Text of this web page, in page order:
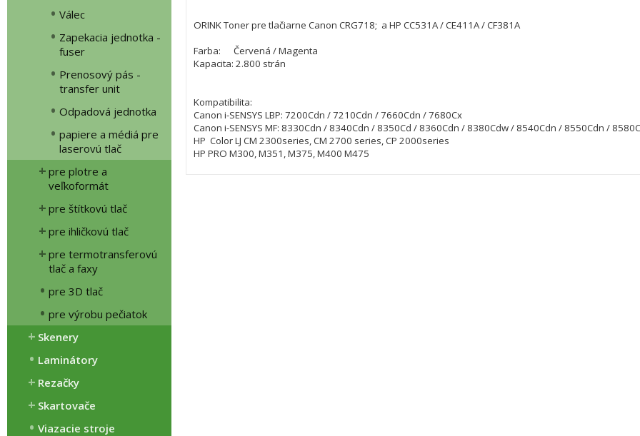
Válec
Zapekacia jednotka -
fuser
Prenosový pás -
transfer unit
Odpadová jednotka
papiere a médiá pre
laserovú tlač
pre plotre a
veľkoformát
pre štítkovú tlač
pre ihličkovú tlač
pre termotransferovú
tlač a faxy
pre 3D tlač
pre výrobu pečiatok
Skenery
Laminátory
Rezačky
Skartovače
Viazacie stroje
ORINK Toner pre tlačiarne Canon CRG718; a HP CC531A / CE411A / CF381A
Farba: Červená / Magenta
Kapacita: 2.800 strán
Kompatibilita:
Canon i-SENSYS LBP: 7200Cdn / 7210Cdn / 7660Cdn / 7680Cx
Canon i-SENSYS MF: 8330Cdn / 8340Cdn / 8350Cd / 8360Cdn / 8380Cdw / 8540Cdn / 8550Cdn /
HP Color LJ CM 2300series, CM 2700 series, CP 2000series
HP PRO M300, M351, M375, M400 M475